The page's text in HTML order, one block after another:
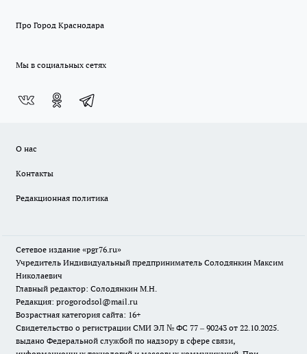
Про Город Краснодара
Мы в социальных сетях
О нас
Контакты
Редакционная политика
Сетевое издание «pgr76.ru»
Учредитель Индивидуальный предприниматель Солодянкин Максим
Николаевич
Главный редактор: Солодянкин М.Н.
Редакция: progorodsol@mail.ru
Возрастная категория сайта: 16+
Свидетельство о регистрации СМИ ЭЛ № ФС 77 – 90243 от 22.10.2025.
выдано Федеральной службой по надзору в сфере связи,